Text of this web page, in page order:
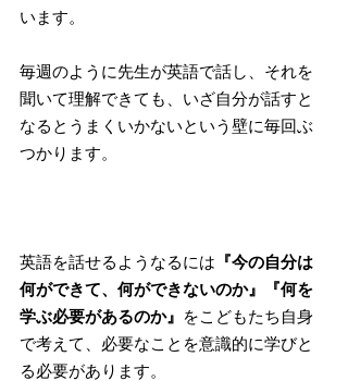
います。
毎週のように先生が英語で話し、それを
聞いて理解できても、いざ自分が話すと
なるとうまくいかないという壁に毎回ぶ
つかります。
英語を話せるようなるには 『今の自分は
何ができて、何ができないのか』『何を
学ぶ必要があるのか』 をこどもたち自身
で考えて、必要なことを意識的に学びと
る必要があります。